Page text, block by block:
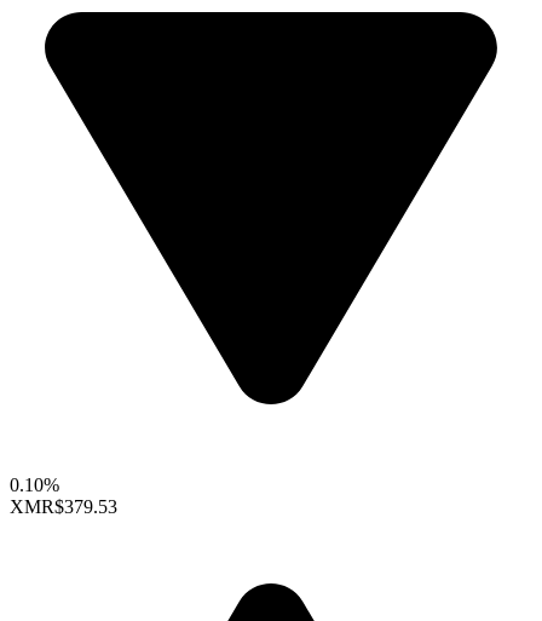
0.10%
XMR$379.53